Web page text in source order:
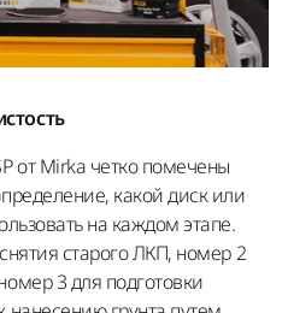
от Mirka четко помечены
какой диск или
на каждом этапе.
старого ЛКП, номер 2
3 для подготовки